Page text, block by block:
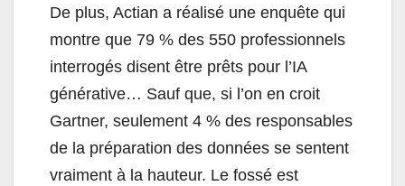
De plus, Actian a réalisé une enquête qui
montre que 79 % des 550 professionnels
interrogés disent être prêts pour l’IA
générative… Sauf que, si l’on en croit
Gartner, seulement 4 % des responsables
de la préparation des données se sentent
vraiment à la hauteur. Le fossé est